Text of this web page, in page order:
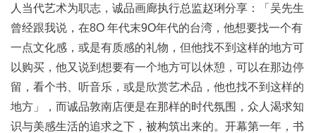
人当代艺术为职志，诚品画廊执行总监赵琍分享：「吴先生
曾经跟我说，在8O 年代末9O年代的台湾，他想要找一个有
一点文化感，或是有质感的礼物，但他找不到这样的地方可
以购买，他又说到想要有一个地方可以休憩，可以在那边停
留，看个书、听音乐，或是欣赏艺术品，他也找不到这样的
地方」，而诚品敦南店便是在那样的时代氛围，众人渴求知
识与美感生活的追求之下，被构筑出来的。开幕第一年，书